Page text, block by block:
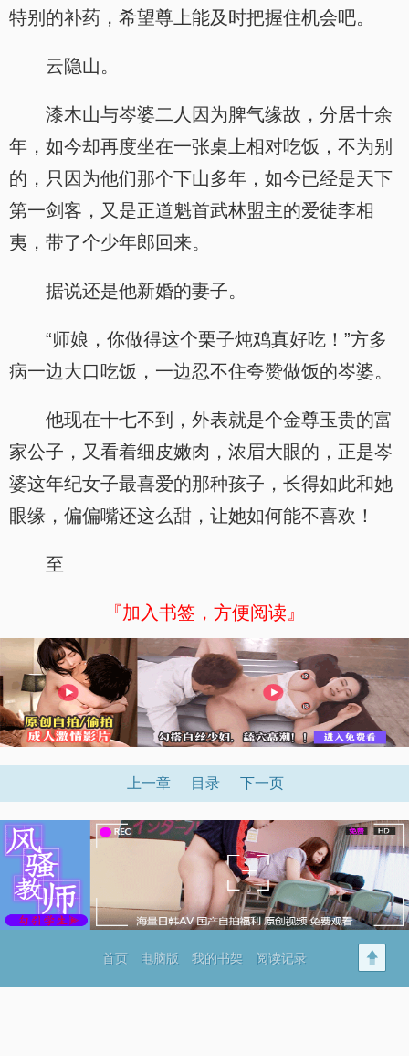
特别的补药，希望尊上能及时把握住机会吧。
云隐山。
漆木山与岑婆二人因为脾气缘故，分居十余
年，如今却再度坐在一张桌上相对吃饭，不为别
的，只因为他们那个下山多年，如今已经是天下
第一剑客，又是正道魁首武林盟主的爱徒李相
夷，带了个少年郎回来。
据说还是他新婚的妻子。
“师娘，你做得这个栗子炖鸡真好吃！”方多
病一边大口吃饭，一边忍不住夸赞做饭的岑婆。
他现在十七不到，外表就是个金尊玉贵的富
家公子，又看着细皮嫩肉，浓眉大眼的，正是岑
婆这年纪女子最喜爱的那种孩子，长得如此和她
眼缘，偏偏嘴还这么甜，让她如何能不喜欢！
至
『加入书签，方便阅读』
上一章 目录 下一页
首页 电脑版 我的书架 阅读记录